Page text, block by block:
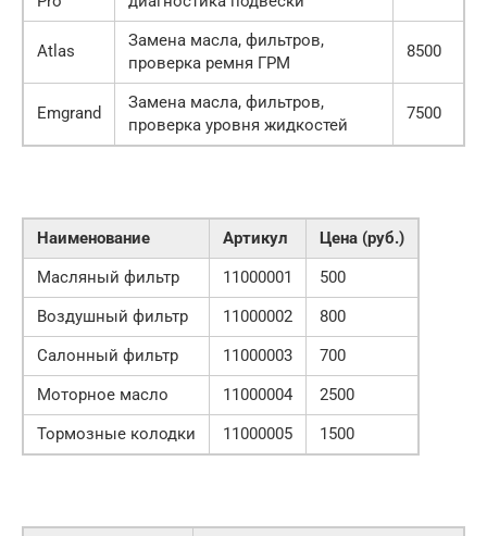
Atlas
Замена масла, фильтров,
проверка ремня ГРМ
8500
Emgrand
Замена масла, фильтров,
проверка уровня жидкостей
7500
Наименование Артикул
Цена (руб.)
Масляный фильтр
11000001
500
Воздушный фильтр
11000002
800
Салонный фильтр
11000003
700
Моторное масло
11000004
2500
Тормозные колодки
11000005 1500